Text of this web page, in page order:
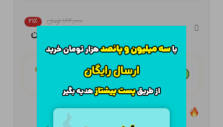
۱۶۶,۰۰۰ تومان ۲۱٪
هـر قسط با تــرب‌پــی:
تعداد ۰ عدد در انبار موجود است